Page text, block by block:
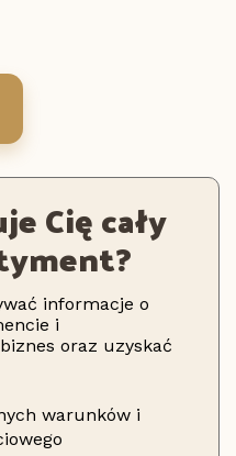
Cię cały
informacje o
i
oraz uzyskać
warunków i